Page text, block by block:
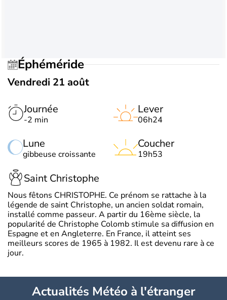
Éphéméride
Vendredi 21 août
Journée
-2 min
Lune
gibbeuse croissante
Lever
06h24
Coucher
19h53
Saint Christophe
Nous fêtons CHRISTOPHE. Ce prénom se rattache à la
légende de saint Christophe, un ancien soldat romain,
installé comme passeur. A partir du 16ème siècle, la
popularité de Christophe Colomb stimule sa diffusion en
Espagne et en Angleterre. En France, il atteint ses
meilleurs scores de 1965 à 1982. Il est devenu rare à ce
jour.
Actualités Météo à l'étranger